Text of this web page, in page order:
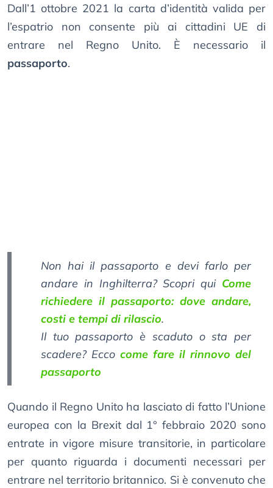
Dall’1 ottobre 2021 la carta d’identità valida per
l’espatrio non consente più ai cittadini UE di
entrare nel Regno Unito. È necessario il
passaporto.
Non hai il passaporto e devi farlo per
andare in Inghilterra? Scopri qui Come
richiedere il passaporto: dove andare,
costi e tempi di rilascio.
Il tuo passaporto è scaduto o sta per
scadere? Ecco come fare il rinnovo del
passaporto
Quando il Regno Unito ha lasciato di fatto l’Unione
europea con la Brexit dal 1° febbraio 2020 sono
entrate in vigore misure transitorie, in particolare
per quanto riguarda i documenti necessari per
entrare nel territorio britannico. Si è convenuto che